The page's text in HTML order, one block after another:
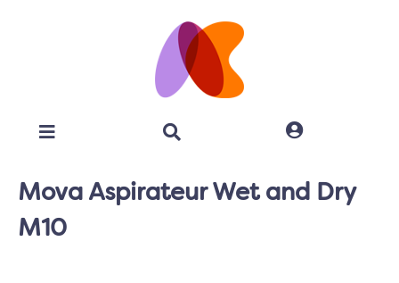
Mova Aspirateur Wet and Dry
M10